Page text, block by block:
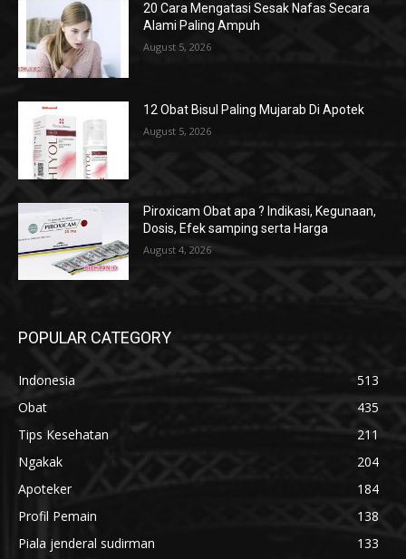
20 Cara Mengatasi Sesak Nafas Secara
Alami Paling Ampuh
August 5, 2026
12 Obat Bisul Paling Mujarab Di Apotek
August 5, 2026
Piroxicam Obat apa ? Indikasi, Kegunaan,
Dosis, Efek samping serta Harga
August 4, 2026
POPULAR CATEGORY
Indonesia
513
Obat
435
Tips Kesehatan
211
Ngakak
204
Apoteker
184
Profil Pemain
138
Piala jenderal sudirman
133